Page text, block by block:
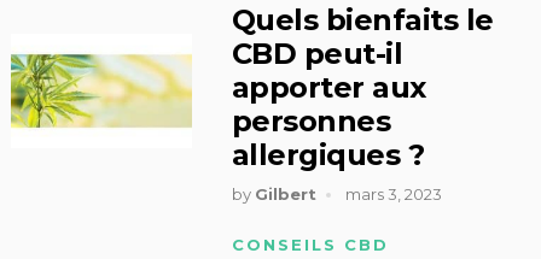
Quels bienfaits le
CBD peut-il
apporter aux
personnes
allergiques ?
by Gilbert mars 3, 2023
CONSEILS CBD